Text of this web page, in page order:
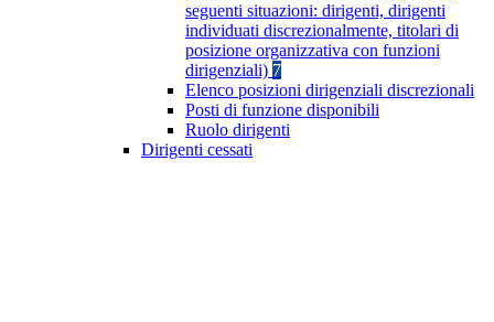
seguenti situazioni: dirigenti, dirigenti
individuati discrezionalmente, titolari di
posizione organizzativa con funzioni
dirigenziali) 7
Elenco posizioni dirigenziali discrezionali
Posti di funzione disponibili
Ruolo dirigenti
Dirigenti cessati